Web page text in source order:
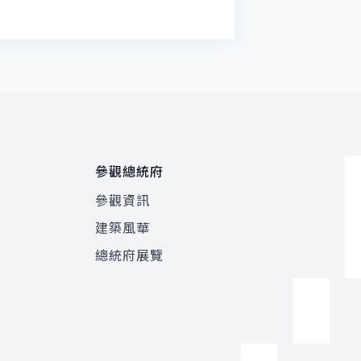
參觀總統府
參觀資訊
建築風華
總統府展覽